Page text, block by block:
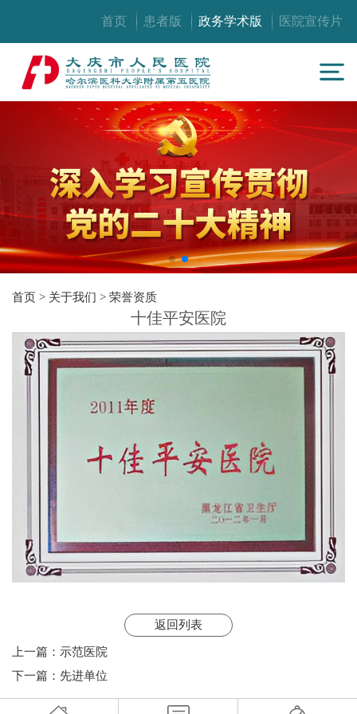
首页 患者版 政务学术版 医院宣传片
首页 > 关于我们 >荣誉资质
十佳平安医院
返回列表
上一篇： 示范医院
下一篇： 先进单位